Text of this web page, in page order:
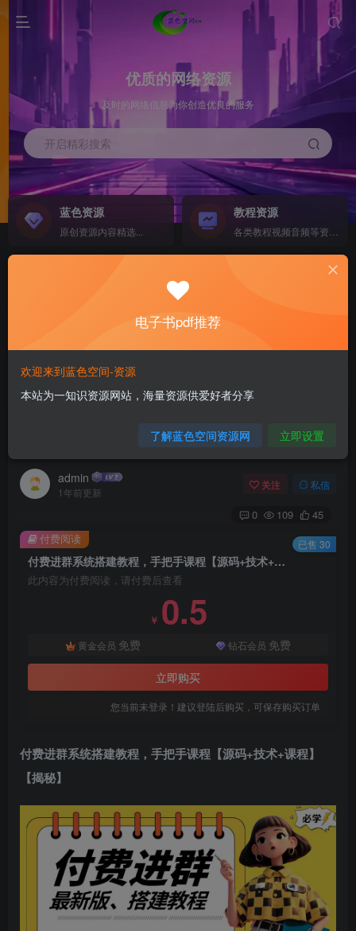
优质的网络资源
及时的网络信息为你创造优良的服务
开启精彩搜索
蓝色资源
原创资源内容精选...
教程资源
计算机 移动设备 软件下载....
电子书籍下载...
首页 源码搭建 正文
付费进群系统搭建教程，手把手课程【源码+技术
admin
1年前更新
关注 私信
0 109 45
付费进群系统搭建教程，手把手课程【源码+技术+课程】【揭秘】
此内容为付费阅读，请付费后查看
￥ 0.5
黄金会员 免费 钻石会员 免费
立即购买
您当前未登录！建议登陆后购买，可保存购买订单
付费阅读 已售 30
付费进群系统搭建教程 ，手把手课程【源码+技术+课程】
【揭秘】
电子书pdf推荐
欢迎来到蓝色空间-资源
本站为一知识资源网站，海量资源供爱好者分享
了解蓝色空间资源网 立即设置